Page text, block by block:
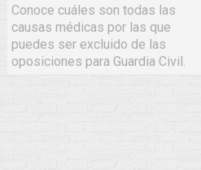
Conoce cuáles son todas las
causas médicas por las que
puedes ser excluido de las
oposiciones para Guardia Civil.